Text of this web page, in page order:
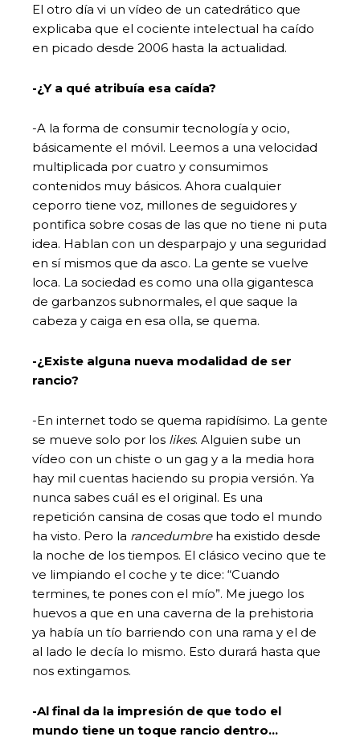
El otro día vi un vídeo de un catedrático que
explicaba que el cociente intelectual ha caído
en picado desde 2006 hasta la actualidad.
-¿Y a qué atribuía esa caída?
-A la forma de consumir tecnología y ocio,
básicamente el móvil. Leemos a una velocidad
multiplicada por cuatro y consumimos
contenidos muy básicos. Ahora cualquier
ceporro tiene voz, millones de seguidores y
pontifica sobre cosas de las que no tiene ni puta
idea. Hablan con un desparpajo y una seguridad
en sí mismos que da asco. La gente se vuelve
loca. La sociedad es como una olla gigantesca
de garbanzos subnormales, el que saque la
cabeza y caiga en esa olla, se quema.
-¿Existe alguna nueva modalidad de ser
rancio?
-En internet todo se quema rapidísimo. La gente
se mueve solo por los likes. Alguien sube un
vídeo con un chiste o un gag y a la media hora
hay mil cuentas haciendo su propia versión. Ya
nunca sabes cuál es el original. Es una
repetición cansina de cosas que todo el mundo
ha visto. Pero la rancedumbreha existido desde
la noche de los tiempos. El clásico vecino que te
ve limpiando el coche y te dice: “Cuando
termines, te pones con el mío”. Me juego los
huevos a que en una caverna de la prehistoria
ya había un tío barriendo con una rama y el de
al lado le decía lo mismo. Esto durará hasta que
nos extingamos.
-Al final da la impresión de que todo el
mundo tiene un toque rancio dentro…